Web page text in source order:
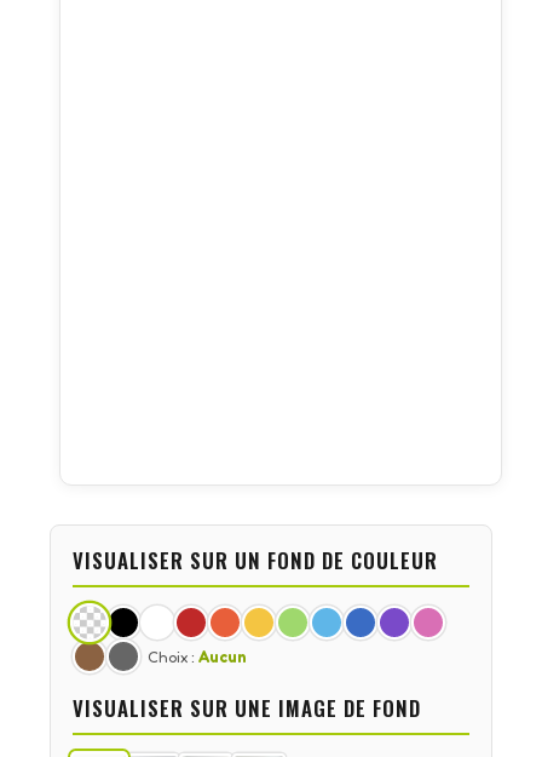
VISUALISER SUR UN FOND DE COULEUR
Choix : Aucun
VISUALISER SUR UNE IMAGE DE FOND